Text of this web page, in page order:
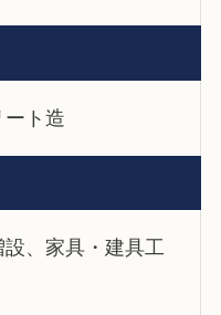
ート造
設、家具・建具工